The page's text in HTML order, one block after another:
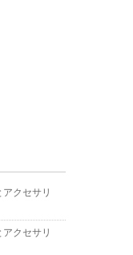
クセサリ
クセサリ